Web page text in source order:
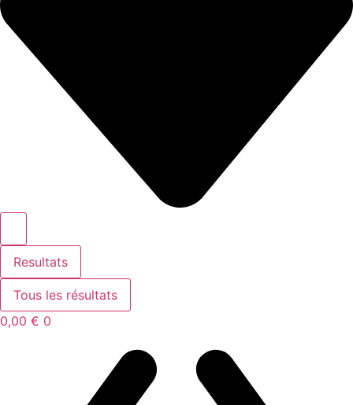
Resultats
Tous les résultats
0,00 € 0